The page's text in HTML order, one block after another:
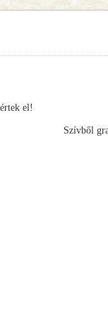
el!
Szívből